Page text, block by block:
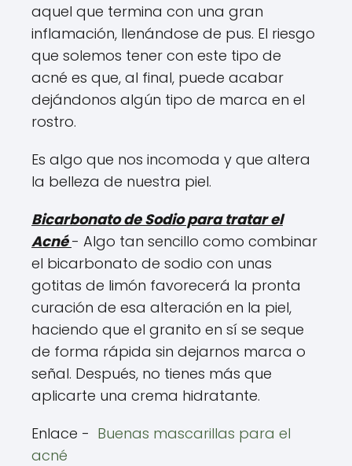
aquel que termina con una gran
inflamación, llenándose de pus. El riesgo
que solemos tener con este tipo de
acné es que, al final, puede acabar
dejándonos algún tipo de marca en el
rostro.
Es algo que nos incomoda y que altera
la belleza de nuestra piel.
Bicarbonato de Sodio para tratar el
Acné - Algo tan sencillo como combinar
el bicarbonato de sodio con unas
gotitas de limón favorecerá la pronta
curación de esa alteración en la piel,
haciendo que el granito en sí se seque
de forma rápida sin dejarnos marca o
señal. Después, no tienes más que
aplicarte una crema hidratante.
Enlace - Buenas mascarillas para el
acné